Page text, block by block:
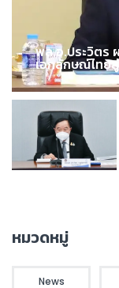
พล.อ.ประวิตร
เอกลักษณ์ไทย
หมวดหมู่
News